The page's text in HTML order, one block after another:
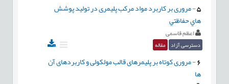
5
-مروری بر کاربرد مواد مرکب پلیمری در تولید پوشش
هاي حفاظتي
اعظم قاسمی
دسترسی آزاد مقاله
6
-مروری کوتاه بر پلیمرهای قالب مولکولی و کاربردهای آن
ها